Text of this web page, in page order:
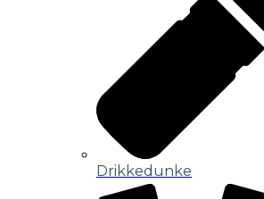
Drikkedunke